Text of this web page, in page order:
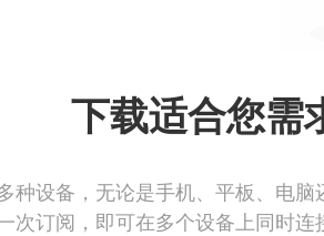
下载适合您需
种设备，无论是手机、平板、电脑
次订阅，即可在多个设备上同时连